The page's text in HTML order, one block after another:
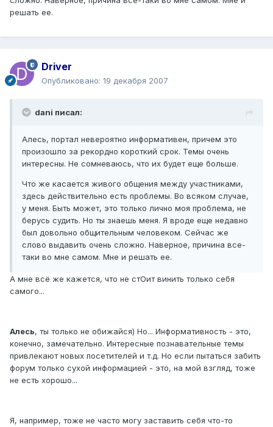
решать ее.
Driver
Опубликовано: 19 декабря 2007
dani писал:
Алесь, портал невероятно информативен, причем это
произошло за рекордно короткий срок. Темы очень
интересны. Не сомневаюсь, что их будет еще больше.
Что же касается живого общения между участниками,
здесь действительно есть проблемы. Во всяком случае,
у меня. Быть может, это только лично моя проблема, не
берусь судить. Но ты знаешь меня. Я вроде еще недавно
был довольно общительным человеком. Сейчас же
слово выдавить очень сложно. Наверное, причина все-
таки во мне самом. Мне и решать ее.
А мне всё же кажется, что не стОит винить только себя
самого...
Алесь, ты только не обижайся) Но... Информативность - это,
конечно, замечательно. Интересные познавательные темы
привлекают новых посетителей и т.д. Но если пытаться забить
форум только сухой информацией - это, на мой взгляд, тоже
не есть хорошо...
Я, например, тоже не часто могу заставить себя что-то